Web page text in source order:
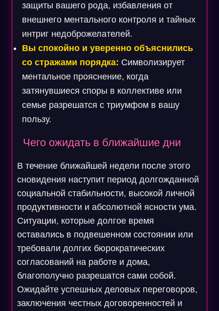
защиты вашего рода, избавления от
внешнего ментального контроля и тайных
интриг недоброжелателей.
Вы спокойно и уверенно объяснились
со стражами порядка: Символизирует
ментальное прояснение, когда
затянувшиеся споры в коллективе или
семье разрешатся с триумфом в вашу
пользу.
Чего ожидать в ближайшие дни
В течение ближайшей недели после этого
сновидения наступит период долгожданной
социальной стабильности, высокой личной
продуктивности и абсолютной ясности ума.
Ситуации, которые долгое время
оставались в подвешенном состоянии или
требовали долгих бюрократических
согласований на работе и дома,
благополучно разрешатся сами собой.
Ожидайте успешных деловых переговоров,
заключения честных договоренностей и